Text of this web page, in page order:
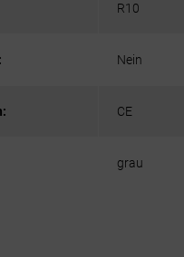
R10
Nein
CE
grau